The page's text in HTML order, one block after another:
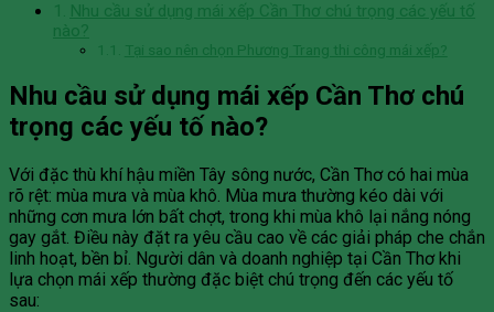
Nhu cầu sử dụng mái xếp Cần Thơ chú trọng các yếu tố
nào?
Tại sao nên chọn Phương Trang thi công mái xếp?
Nhu cầu sử dụng mái xếp Cần Thơ chú
trọng các yếu tố nào?
Với đặc thù khí hậu miền Tây sông nước, Cần Thơ có hai mùa
rõ rệt: mùa mưa và mùa khô. Mùa mưa thường kéo dài với
những cơn mưa lớn bất chợt, trong khi mùa khô lại nắng nóng
gay gắt. Điều này đặt ra yêu cầu cao về các giải pháp che chắn
linh hoạt, bền bỉ. Người dân và doanh nghiệp tại Cần Thơ khi
lựa chọn mái xếp thường đặc biệt chú trọng đến các yếu tố
sau: